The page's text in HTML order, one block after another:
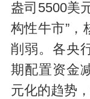
盎司5500美
构性牛市”，
削弱。各央
期配置资金
元化的趋势